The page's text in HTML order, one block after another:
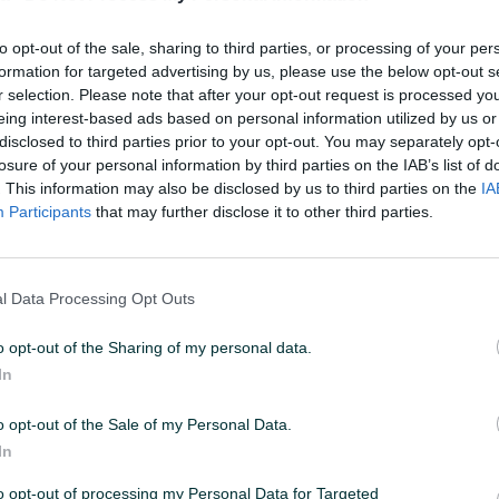
opt-out of the sale, sharing to third parties, or processing of your
for targeted advertising by us, please use the below opt-out
selection. Please note that after your opt-out request is processed
interest-based ads based on personal information utilized by us
to third parties prior to your opt-out. You may separately
of your personal information by third parties on the IAB’s list of
This information may also be disclosed by us to third parties on the
Participants that may further disclose it to other third parties.
Data Processing Opt Outs
opt-out of the Sharing of my personal data.
opt-out of the Sale of my Personal Data.
opt-out of processing my Personal Data for Targeted
20 minuta prije 20 minuta
Izdvojeno
robe, šlep služba BiH-EU-CH
PIK SHOP
Vikendica